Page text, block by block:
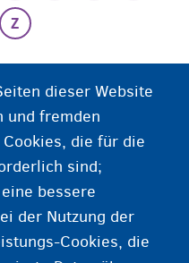
Z
kommt es, wenn eine
eine Resistenz gegen ein
die weitere Ausbreitung
dieser Website
und fremden
die für die
sind;
bessere
der Nutzung der
Cookies, die